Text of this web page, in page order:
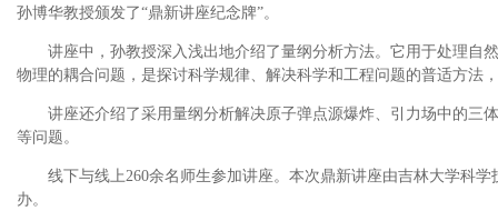
孙博华教授颁发了“鼎新讲座纪念牌”。
讲座中，孙教授深入浅出地介绍了量纲分析方法。它用于处理自
物理的耦合问题，是探讨科学规律、解决科学和工程问题的普适方法
讲座还介绍了采用量纲分析解决原子弹点源爆炸、引力场中的三
等问题。
线下与线上260余名师生参加讲座。本次鼎新讲座由吉林大学科
办。